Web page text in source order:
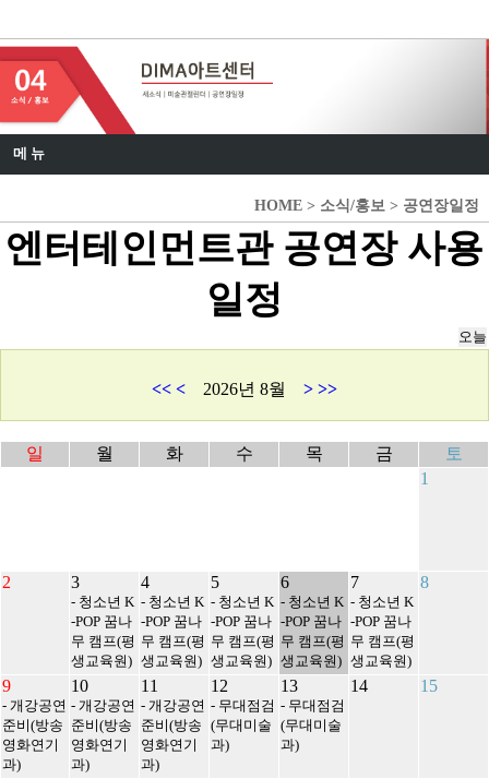
메 뉴
HOME > 소식/홍보 > 공연장일정
엔터테인먼트관 공연장 사용
일정
<< < 2026년 8월 > >>
일 월 화 수 목 금
토
1
2 3
- 청소년 K
-POP 꿈나
무 캠프(평
생교육원)
4
- 청소년 K
-POP 꿈나
무 캠프(평
생교육원)
5
- 청소년 K
-POP 꿈나
무 캠프(평
생교육원)
6
- 청소년 K
-POP 꿈나
무 캠프(평
생교육원)
7
- 청소년 K
-POP 꿈나
무 캠프(평
생교육원)
8
9
- 개강공연
준비(방송
영화연기
과)
10
- 개강공연
준비(방송
영화연기
과)
11
- 개강공연
준비(방송
영화연기
과)
12
- 무대점검
(무대미술
과)
13
- 무대점검
(무대미술
과)
14 15